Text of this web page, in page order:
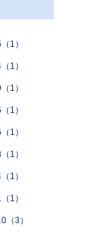
1）
1）
1）
1）
1）
1）
1）
1）
（3）